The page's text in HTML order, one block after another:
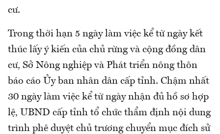
cư.
Trong thời hạn 5 ngày làm việc kể từ ngày kết
thúc lấy ý kiến của chủ rừng và cộng đồng dân
cư, Sở Nông nghiệp và Phát triển nông thôn
báo cáo Ủy ban nhân dân cấp tỉnh. Chậm nhất
30 ngày làm việc kể từ ngày nhận đủ hồ sơ hợp
lệ, UBND cấp tỉnh tổ chức thẩm định nội dung
trình phê duyệt chủ trương chuyển mục đích sử